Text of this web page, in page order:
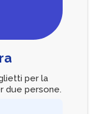
per la
due persone.